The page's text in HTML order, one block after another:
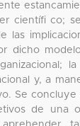
científi co;
las
dicho
la
y, a
Se concluye
de una